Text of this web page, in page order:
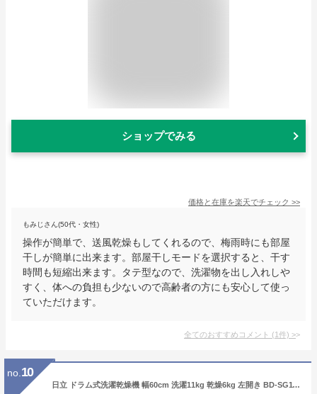
ショップでみる
価格と在庫を楽天でチェック >>
もみじさん(50代・女性)
操作が簡単で、送風乾燥もしてくれるので、梅雨時にも部屋
干しが簡単に出来ます。部屋干しモードを選択すると、干す
時間も短縮出来ます。タテ型なので、洗濯物を出し入れしや
すく、体への負担も少ないので高齢者の方にも安心して使っ
ていただけます。
全てのおすすめコメント (1件) >
no. 10
日立 ドラム式洗濯乾燥機 幅60cm 洗濯11kg 乾燥6kg 左開き BD-SG110JL W ホワイト ビッグドラム 風アイロン